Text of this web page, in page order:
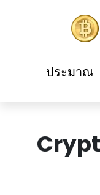
ประมาณ